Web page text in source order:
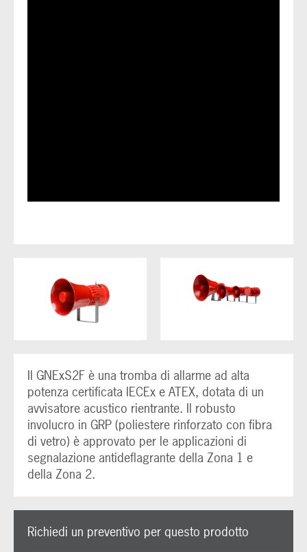
Il GNExS2F è una tromba di allarme ad alta
potenza certificata IECEx e ATEX, dotata di un
avvisatore acustico rientrante. Il robusto
involucro in GRP (poliestere rinforzato con fibra
di vetro) è approvato per le applicazioni di
segnalazione antideflagrante della Zona 1 e
della Zona 2.
Richiedi un preventivo per questo prodotto